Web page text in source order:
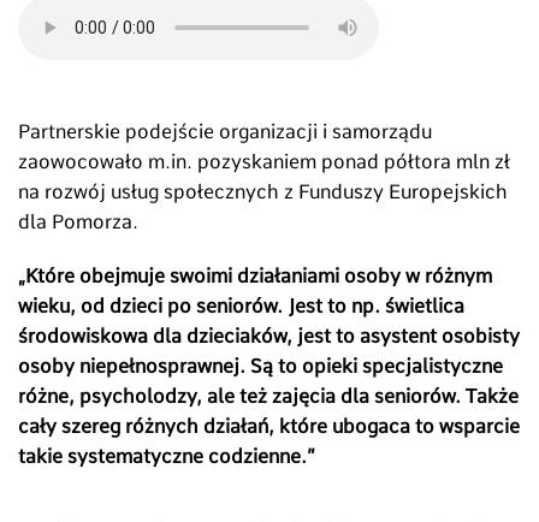
Partnerskie podejście organizacji i samorządu
zaowocowało m.in. pozyskaniem ponad półtora mln zł
na rozwój usług społecznych z Funduszy Europejskich
dla Pomorza.
„Które obejmuje swoimi działaniami osoby w różnym
wieku, od dzieci po seniorów. Jest to np. świetlica
środowiskowa dla dzieciaków, jest to asystent osobisty
osoby niepełnosprawnej. Są to opieki specjalistyczne
różne, psycholodzy, ale też zajęcia dla seniorów. Także
cały szereg różnych działań, które ubogaca to wsparcie
takie systematyczne codzienne.”